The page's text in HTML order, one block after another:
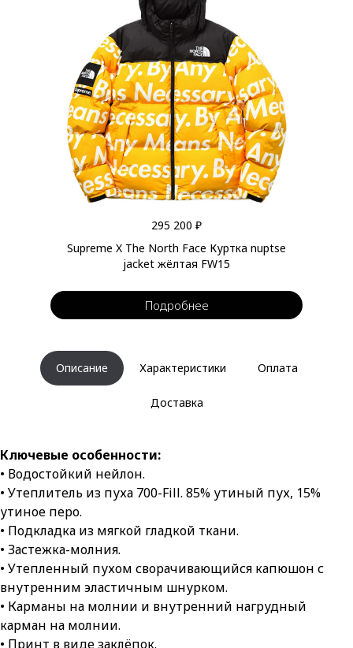
295 200 ₽
Supreme X The North Face Куртка nuptse
jacket жёлтая FW15
Подробнее
Описание Характеристики Оплата
Доставка
Ключевые особенности:
• Водостойкий нейлон.
• Утеплитель из пуха 700-Fill. 85% утиный пух, 15%
утиное перо.
• Подкладка из мягкой гладкой ткани.
• Застежка-молния.
• Утепленный пухом сворачивающийся капюшон с
внутренним эластичным шнурком.
• Карманы на молнии и внутренний нагрудный
карман на молнии.
• Принт в виде заклёпок.